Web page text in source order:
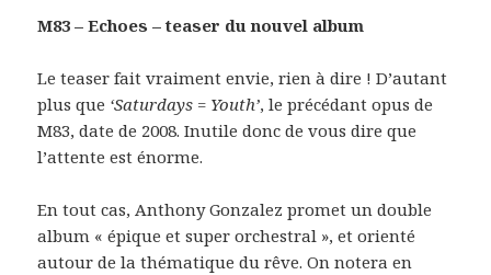
M83 – Echoes – teaser du nouvel album
Le teaser fait vraiment envie, rien à dire ! D’autant
plus que ‘Saturdays = Youth’, le précédant opus de
M83, date de 2008. Inutile donc de vous dire que
l’attente est énorme.
En tout cas, Anthony Gonzalez promet un double
album « épique et super orchestral », et orienté
autour de la thématique du rêve. On notera en